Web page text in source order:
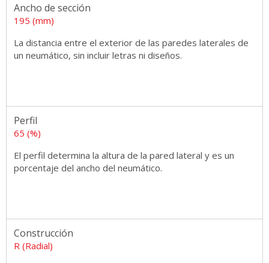
Ancho de sección
195 (mm)
La distancia entre el exterior de las paredes laterales de
un neumático, sin incluir letras ni diseños.
Perfil
65 (%)
El perfil determina la altura de la pared lateral y es un
porcentaje del ancho del neumático.
Construcción
R (Radial)